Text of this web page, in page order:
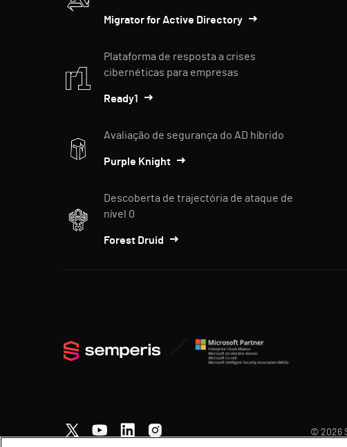
Migrator for Active Directory
Plataforma de resposta a crises
cibernéticas para empresas
Ready1
Avaliação de segurança do AD híbrido
Purple Knight
Descoberta de trajectória de ataque de
nível 0
Forest Druid
© 2026